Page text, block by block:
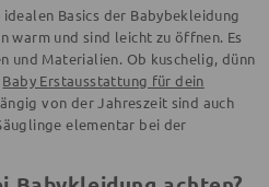
Basics der Babybekleidung
warm und sind leicht zu öffnen. Es
und Materialien. Ob kuschelig, dünn
Baby Erstausstattung für dein
von der Jahreszeit sind auch
elementar bei der